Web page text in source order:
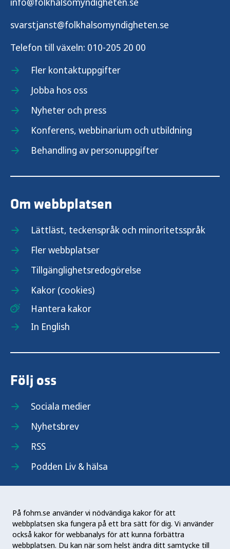
På fohm.se använder vi nödvändiga kakor för att
webbplatsen ska fungera på ett bra sätt för dig. Vi använder
också kakor för webbanalys för att kunna förbättra
webbplatsen. Du kan när som helst ändra ditt samtycke till
svarstjanst@folkhalsomyndigheten.se
Telefon till växeln: 010-205 20 00
Fler kontaktuppgifter
Jobba hos oss
Nyheter och press
Konferens, webbinarium och utbildning
Behandling av personuppgifter
Om webbplatsen
Lättläst, teckenspråk och minoritetsspråk
Fler webbplatser
Tillgänglighetsredogörelse
Kakor (cookies)
Hantera kakor
In English
Följ oss
Sociala medier
Nyhetsbrev
RSS
Podden Liv & hälsa
Folkhälsomyndigheten (Fohm) är en nationell
kunskapsmyndighet som arbetar för en bättre